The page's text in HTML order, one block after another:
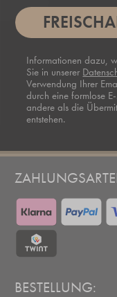
Informationen dazu,
Sie in unserer
Verwendung Ihrer
durch eine formlose
andere als die
entstehen.
BESTELLUNG: